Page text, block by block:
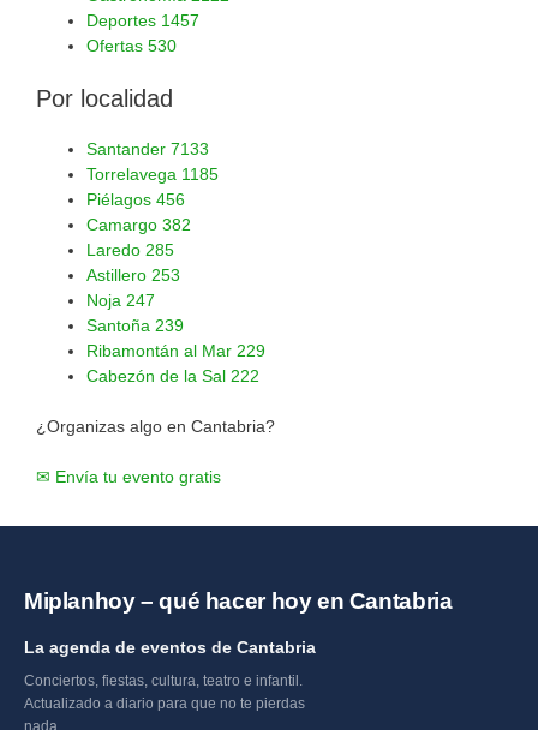
Deportes 1457
Ofertas 530
Por localidad
Santander 7133
Torrelavega 1185
Piélagos 456
Camargo 382
Laredo 285
Astillero 253
Noja 247
Santoña 239
Ribamontán al Mar 229
Cabezón de la Sal 222
¿Organizas algo en Cantabria?
✉ Envía tu evento gratis
Miplanhoy – qué hacer hoy en Cantabria
La agenda de eventos de Cantabria
Conciertos, fiestas, cultura, teatro e infantil.
Actualizado a diario para que no te pierdas
nada.